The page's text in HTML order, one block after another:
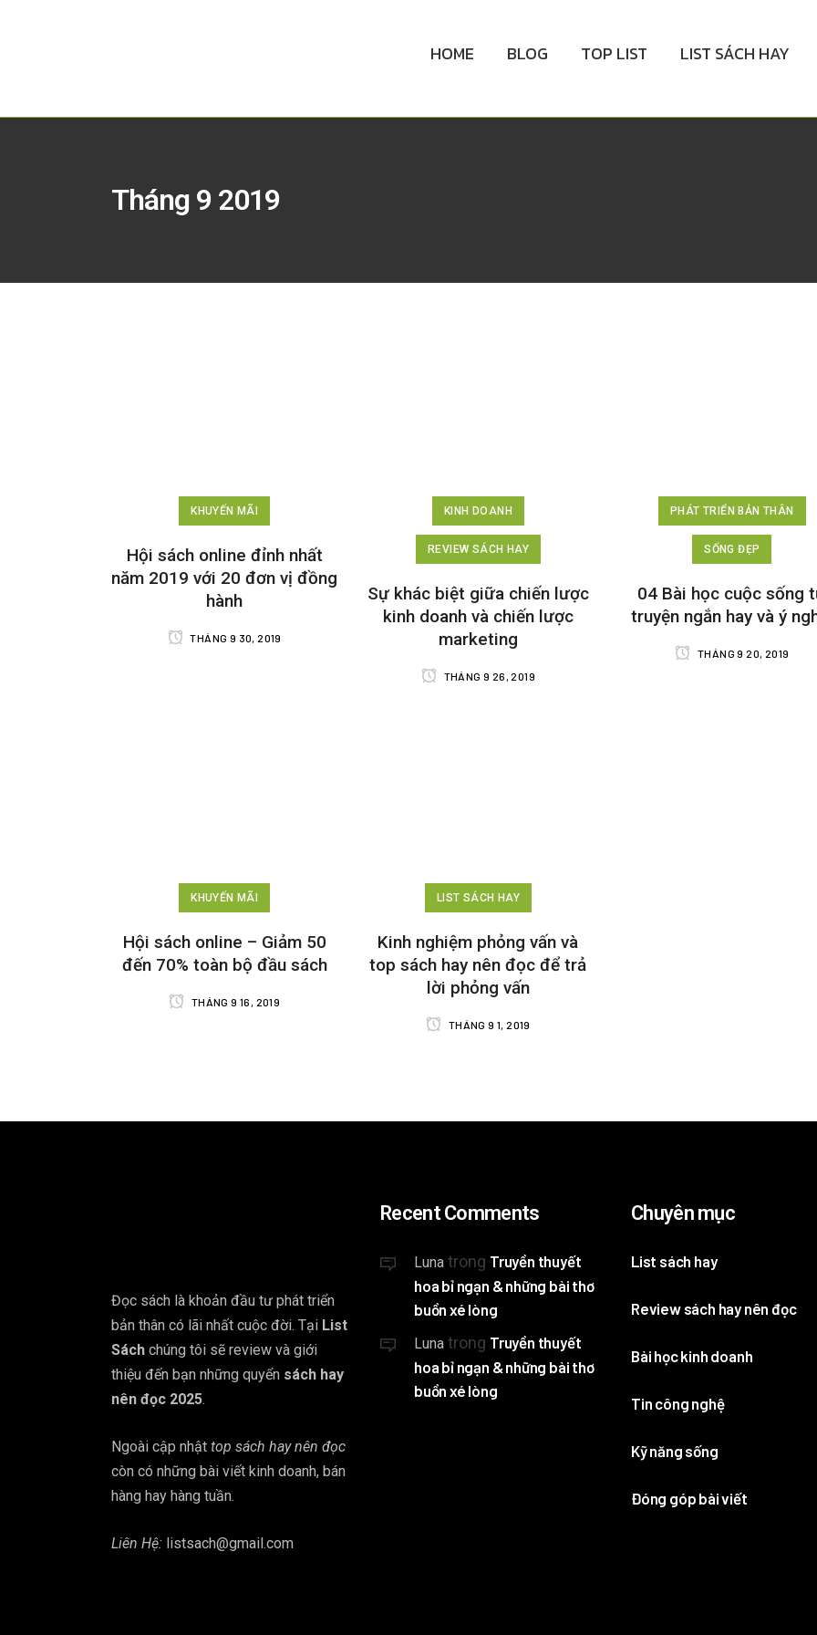
HOME BLOG TOP LIST LIST SÁCH HAY
Tháng 9 2019
KHUYẾN MÃI
Hội sách online đỉnh nhất
năm 2019 với 20 đơn vị đồng
hành
THÁNG 9 30, 2019
KINH DOANH
REVIEW SÁCH HAY
Sự khác biệt giữa chiến lược
kinh doanh và chiến lược
marketing
THÁNG 9 26, 2019
PHÁT TRIỂN BẢN THÂN
SỐNG ĐẸP
04 Bài học cuộc sống
truyện ngắn hay và ý
THÁNG 9 20, 2019
KHUYẾN MÃI
Hội sách online – Giảm 50
đến 70% toàn bộ đầu sách
THÁNG 9 16, 2019
LIST SÁCH HAY
Kinh nghiệm phỏng vấn và
top sách hay nên đọc để trả
lời phỏng vấn
THÁNG 9 1, 2019
Đọc sách là khoản đầu tư phát triển
bản thân có lãi nhất cuộc đời. Tại List
Sách chúng tôi sẽ review và giới
thiệu đến bạn những quyển sách hay
nên đọc 2025.
Ngoài cập nhật top sách hay nên đọc
còn có những bài viết kinh doanh, bán
hàng hay hàng tuần.
Liên Hệ: listsach@gmail.com
Recent Comments
Luna trong Truyền thuyết
hoa bỉ ngạn & những bài thơ
buồn xé lòng
Luna trong Truyền thuyết
hoa bỉ ngạn & những bài thơ
buồn xé lòng
Chuyên mục
List sách hay
Review sách hay nên đọc
Bài học kinh doanh
Tin công nghệ
Kỹ năng sống
Đóng góp bài viết